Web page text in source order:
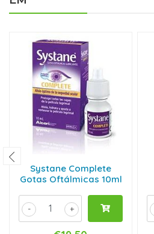
Systane Complete
Gotas Oftálmicas 10ml
+
-